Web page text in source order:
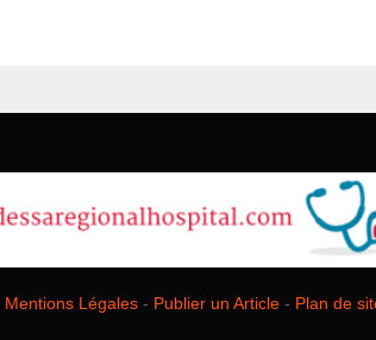
Mentions Légales - Publier un Article - Plan de